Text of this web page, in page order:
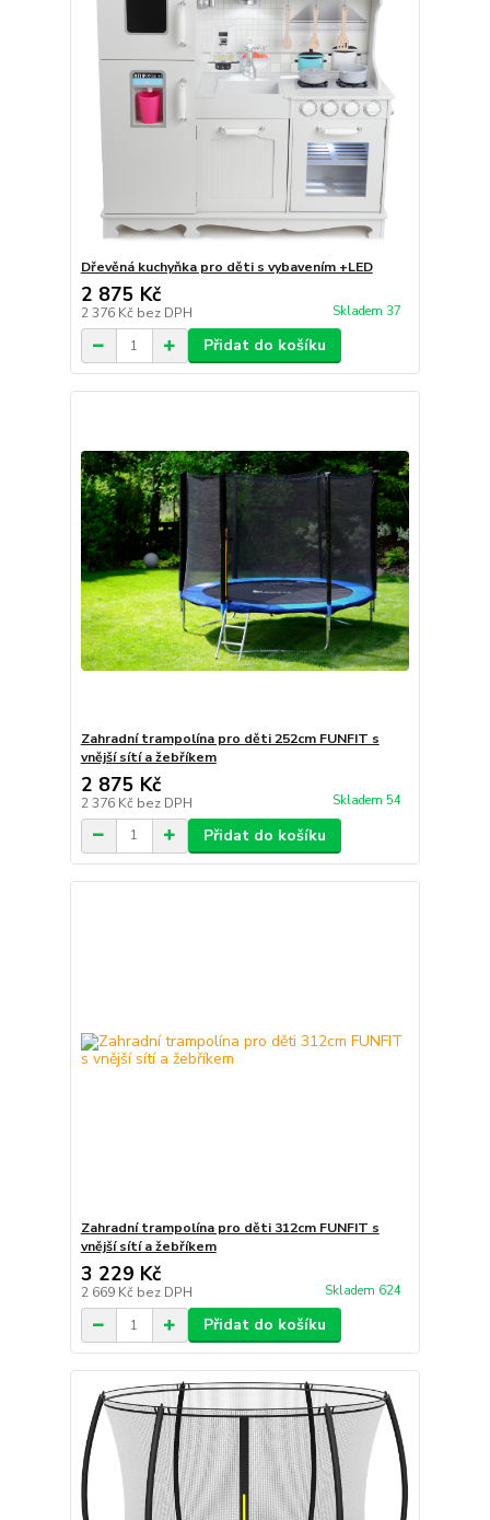
Dřevěná kuchyňka pro děti s vybavením +LED
2 875 Kč
2 376 Kč bez DPH Skladem 37
Přidat do košíku
Zahradní trampolína pro děti 252cm FUNFIT s
vnější sítí a žebříkem
2 875 Kč
2 376 Kč bez DPH Skladem 54
Přidat do košíku
Zahradní trampolína pro děti 312cm FUNFIT s
vnější sítí a žebříkem
3 229 Kč
2 669 Kč bez DPH Skladem 624
Přidat do košíku